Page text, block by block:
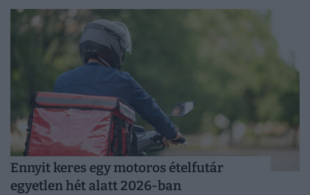
Ennyit keres egy motoros ételfutár
egyetlen hét alatt 2026-ban